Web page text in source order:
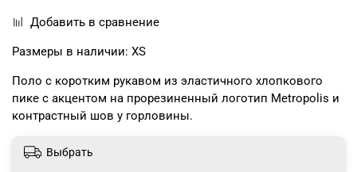
Добавить в сравнение
Размеры в наличии: XS
Поло с коротким рукавом из эластичного хлопкового
пике с акцентом на прорезиненный логотип Metropolis и
контрастный шов у горловины.
Выбрать